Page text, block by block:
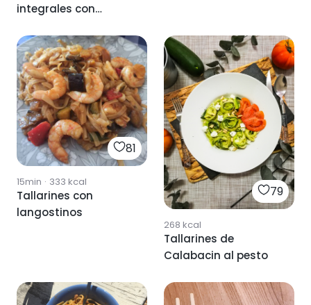
integrales con
81
15min · 333 kcal
Tallarines con
langostinos
79
268 kcal
Tallarines de
Calabacin al pesto